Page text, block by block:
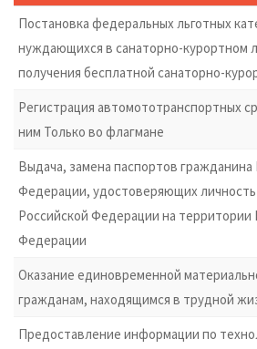
Постановка федеральных льготных
нуждающихся в санаторно-курортном
получения бесплатной санаторно-
Регистрация автомототранспортных
ним Только во флагмане
Выдача, замена паспортов гражданина
Федерации, удостоверяющих
Российской Федерации на территории
Федерации
Оказание единовременной
гражданам, находящимся в трудной
Предоставление информации по